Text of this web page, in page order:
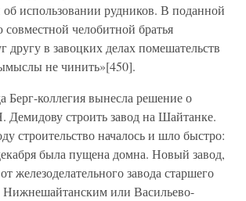
использовании рудников. В поданной
совместной челобитной братья
другу в завоцких делах помешательств
не чинить»[450].
Берг-коллегия вынесла решение о
строить завод на Шайтанке.
строительство началось и шло быстро:
была пущена домна. Новый завод,
железоделательного завода старшего
Нижнешайтанским или Васильево-